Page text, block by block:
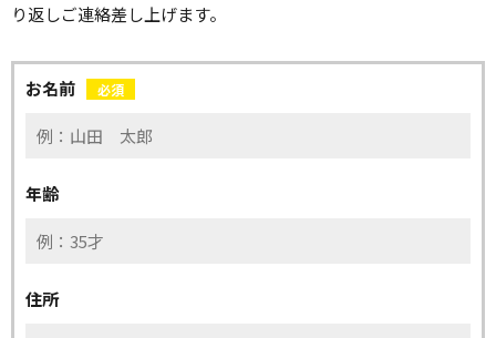
り返しご連絡差し上げます。
お名前 必須
年齢
住所